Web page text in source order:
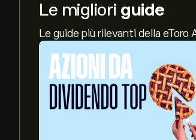
Le migliori guide
Le guide più rilevanti della